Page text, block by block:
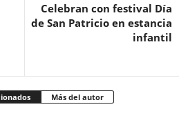
Celebran con festival Día
de San Patricio en estancia
infantil
Más del autor